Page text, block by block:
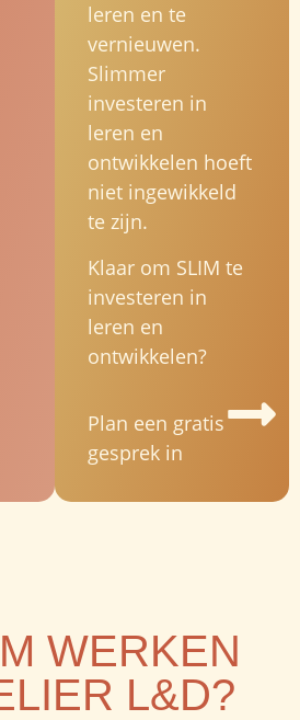
leren en te
vernieuwen.
Slimmer
investeren in
leren en
ontwikkelen hoeft
niet ingewikkeld
te zijn.
Klaar om SLIM te
investeren in
leren en
ontwikkelen?
Plan een gratis
gesprek in
WERKEN
L&D?